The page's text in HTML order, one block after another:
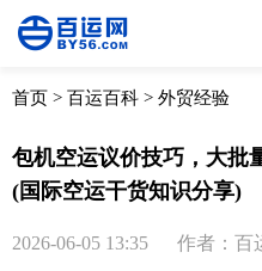
全部 物流资讯
取消
首页 > 百运百科 > 外贸经验
包机空运议价技巧，大批
(国际空运干货知识分享)
2026-06-05 13:35 作者：百